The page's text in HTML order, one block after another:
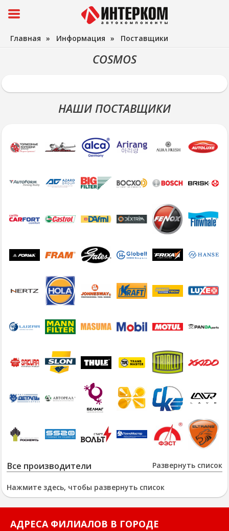
Главная » Информация » Поставщики
COSMOS
НАШИ ПОСТАВЩИКИ
Развернуть список
Все производители
Нажмите здесь, чтобы развернуть список
АДРЕСА ФИЛИАЛОВ В ГОРОДЕ